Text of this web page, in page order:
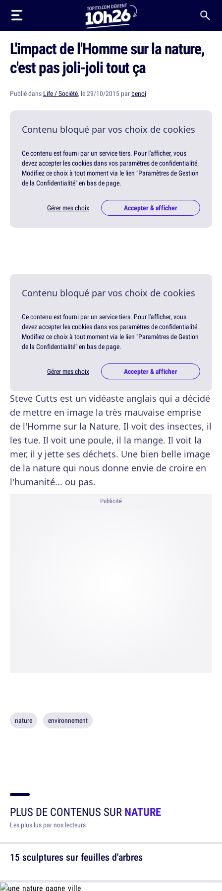
L'impact de l'Homme sur la nature,
c'est pas joli-joli tout ça
Publié dans Life / Société, le 29/10/2015 parbenoi
Contenu bloqué par vos choix de cookies
Ce contenu est fourni par un service tiers. Pour l'afficher, vous
devez accepter les cookies dans vos paramètres de confidentialité.
Modifiez ce choix à tout moment via le lien "Paramètres de Gestion
de la Confidentialité" en bas de page.
Gérer mes choix Accepter & afficher
Contenu bloqué par vos choix de cookies
Ce contenu est fourni par un service tiers. Pour l'afficher, vous
devez accepter les cookies dans vos paramètres de confidentialité.
Modifiez ce choix à tout moment via le lien "Paramètres de Gestion
de la Confidentialité" en bas de page.
Gérer mes choix Accepter & afficher
Steve Cutts est un vidéaste anglais qui a décidé
de mettre en image la très mauvaise emprise
de l'Homme sur la Nature. Il voit des insectes, il
les tue. Il voit une poule, il la mange. Il voit la
mer, il y jette ses déchets. Une bien belle image
de la nature qui nous donne envie de croire en
l'humanité... ou pas.
Publicité
nature environnement
PLUS DE CONTENUS SURNATURE
Les plus lus par nos lecteurs
15 sculptures sur feuilles d'arbres